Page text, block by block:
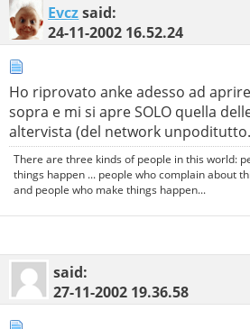
Evczsaid:
24-11-2002 16.52.24
Ho riprovato anke adesso ad
sopra e mi si apre SOLO quella
altervista (del network
There are three kinds of people in this world:
things happen ... people who complain about
and people who make things happen...
said:
27-11-2002 19.36.58